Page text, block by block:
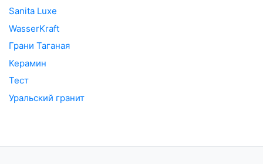
Sanita Luxe
WasserKraft
Грани Таганая
Керамин
Тест
Уральский гранит